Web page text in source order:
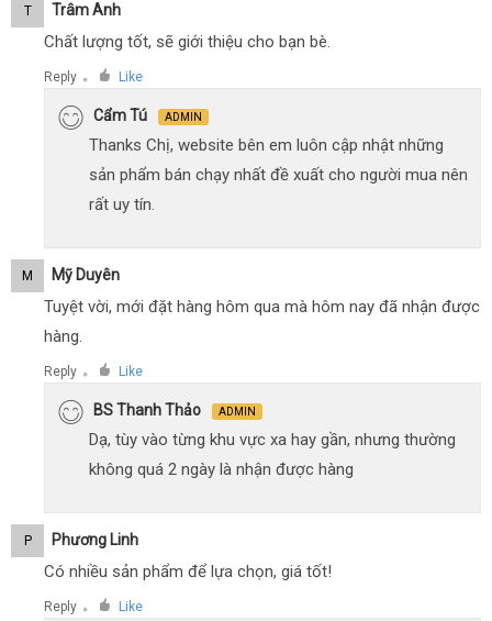
T Trâm Anh
Chất lượng tốt, sẽ giới thiệu cho bạn bè.
Reply ● Like
Cẩm Tú ADMIN
Thanks Chị, website bên em luôn cập nhật những
sản phẩm bán chạy nhất đề xuất cho người mua nên
rất uy tín.
M Mỹ Duyên
Tuyệt vời, mới đặt hàng hôm qua mà hôm nay đã nhận được
hàng.
Reply ● Like
BS Thanh Thảo ADMIN
Dạ, tùy vào từng khu vực xa hay gần, nhưng thường
không quá 2 ngày là nhận được hàng
P Phương Linh
Có nhiều sản phẩm để lựa chọn, giá tốt!
Reply ● Like